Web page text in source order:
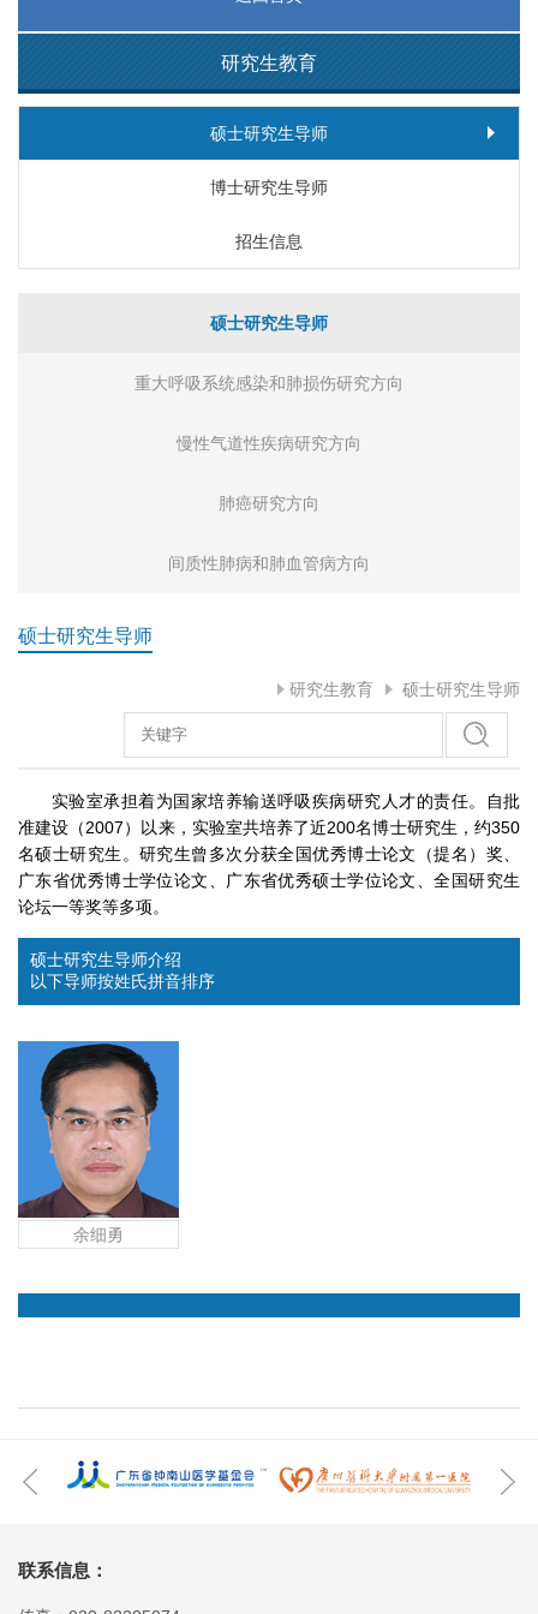
研究生教育
硕士研究生导师
博士研究生导师
招生信息
硕士研究生导师
重大呼吸系统感染和肺损伤研究方向
慢性气道性疾病研究方向
肺癌研究方向
间质性肺病和肺血管病方向
硕士研究生导师
研究生教育 硕士研究生导师
实验室承担着为国家培养输送呼吸疾病研究人才的责任。自批
准建设（2007）以来，实验室共培养了近200名博士研究生，约350
名硕士研究生。研究生曾多次分获全国优秀博士论文（提名）奖、
广东省优秀博士学位论文、广东省优秀硕士学位论文、全国研究生
论坛一等奖等多项。
硕士研究生导师介绍
以下导师按姓氏拼音排序
余细勇
联系信息：